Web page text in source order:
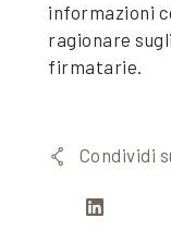
informazioni
ragionare
firmatarie.
Condividi